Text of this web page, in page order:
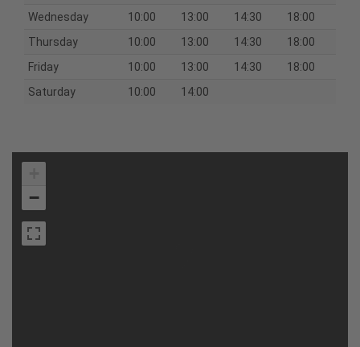
Wednesday
10:00 13:00 14:30
18:00
Thursday
10:00 13:00 14:30
18:00
Friday
10:00 13:00 14:30
18:00
Saturday
10:00 14:00
−